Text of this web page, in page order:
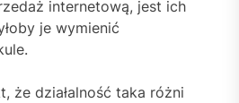
internetową, jest ich
je wymienić
że działalność taka różni